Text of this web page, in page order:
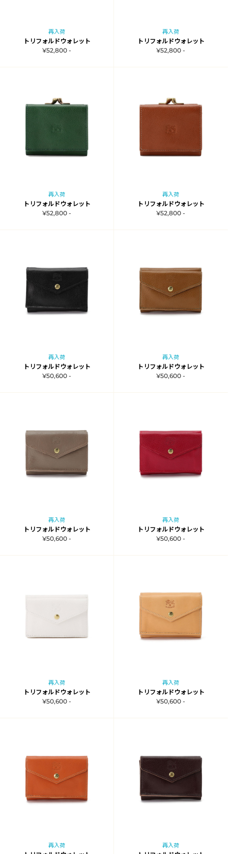
再入荷
トリフォルドウォレット
¥52,800 -
再入荷
トリフォルドウォレット
¥52,800 -
再入荷
トリフォルドウォレット
¥52,800 -
再入荷
トリフォルドウォレット
¥52,800 -
再入荷
トリフォルドウォレット
¥50,600 -
再入荷
トリフォルドウォレット
¥50,600 -
再入荷
トリフォルドウォレット
¥50,600 -
再入荷
トリフォルドウォレット
¥50,600 -
再入荷
トリフォルドウォレット
¥50,600 -
再入荷
トリフォルドウォレット
¥50,600 -
再入荷 再入荷